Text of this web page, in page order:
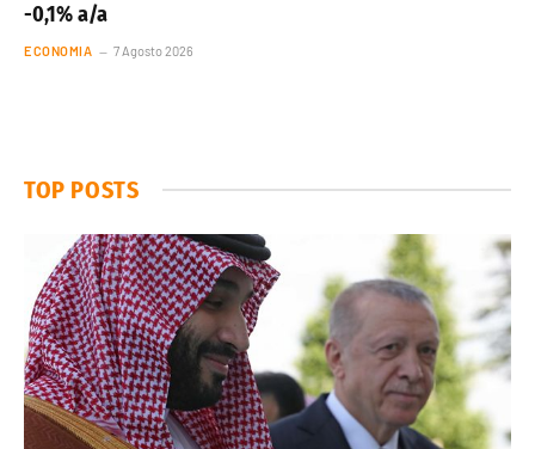
-0,1% a/a
ECONOMIA 7 Agosto 2026
TOP POSTS